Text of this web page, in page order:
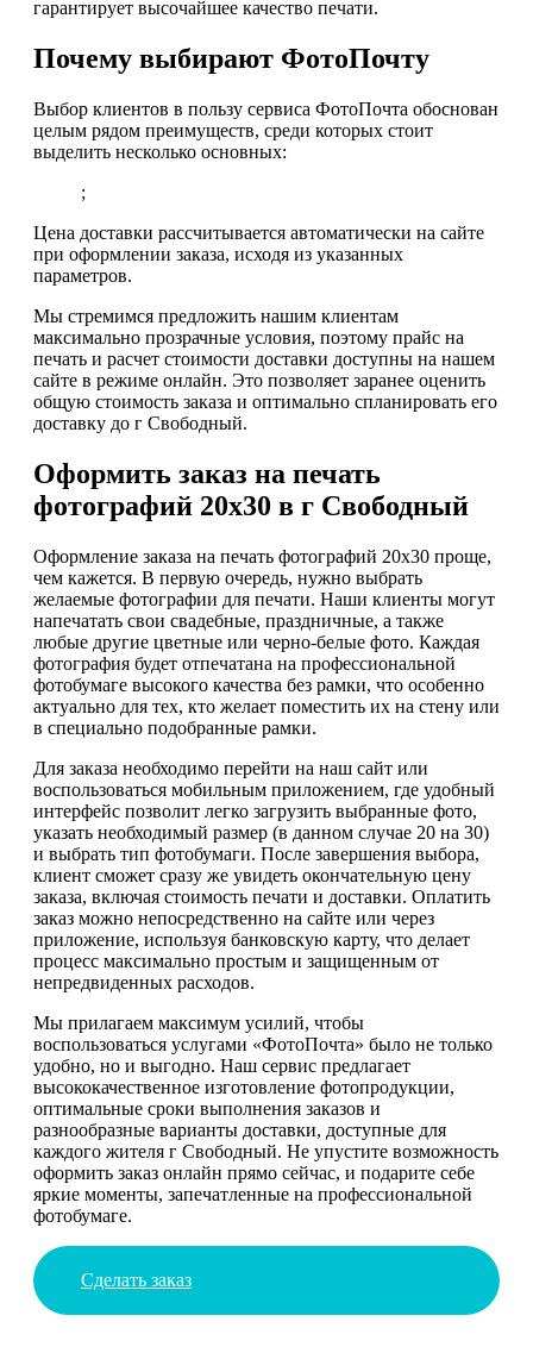
гарантирует высочайшее качество печати.
Почему выбирают ФотоПочту
Выбор клиентов в пользу сервиса ФотоПочта обоснован
целым рядом преимуществ, среди которых стоит
выделить несколько основных:
;
Цена доставки рассчитывается автоматически на сайте
при оформлении заказа, исходя из указанных
параметров.
Мы стремимся предложить нашим клиентам
максимально прозрачные условия, поэтому прайс на
печать и расчет стоимости доставки доступны на нашем
сайте в режиме онлайн. Это позволяет заранее оценить
общую стоимость заказа и оптимально спланировать его
доставку до г Свободный.
Оформить заказ на печать
фотографий 20х30 в г Свободный
Оформление заказа на печать фотографий 20х30 проще,
чем кажется. В первую очередь, нужно выбрать
желаемые фотографии для печати. Наши клиенты могут
напечатать свои свадебные, праздничные, а также
любые другие цветные или черно-белые фото. Каждая
фотография будет отпечатана на профессиональной
фотобумаге высокого качества без рамки, что особенно
актуально для тех, кто желает поместить их на стену или
в специально подобранные рамки.
Для заказа необходимо перейти на наш сайт или
воспользоваться мобильным приложением, где удобный
интерфейс позволит легко загрузить выбранные фото,
указать необходимый размер (в данном случае 20 на 30)
и выбрать тип фотобумаги. После завершения выбора,
клиент сможет сразу же увидеть окончательную цену
заказа, включая стоимость печати и доставки. Оплатить
заказ можно непосредственно на сайте или через
приложение, используя банковскую карту, что делает
процесс максимально простым и защищенным от
непредвиденных расходов.
Мы прилагаем максимум усилий, чтобы
воспользоваться услугами «ФотоПочта» было не только
удобно, но и выгодно. Наш сервис предлагает
высококачественное изготовление фотопродукции,
оптимальные сроки выполнения заказов и
разнообразные варианты доставки, доступные для
каждого жителя г Свободный. Не упустите возможность
оформить заказ онлайн прямо сейчас, и подарите себе
яркие моменты, запечатленные на профессиональной
фотобумаге.
Сделать заказ